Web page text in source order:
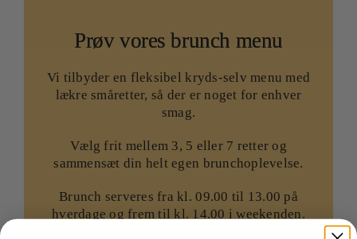
Prøv vores brunch menu
Vi tilbyder en fleksibel kryds-selv menu med
lækre småretter, så der er noget for enhver
smag.
Vælg frit mellem 3, 5 eller 7 retter og
sammensæt din helt egen brunchoplevelse.
Brunch serveres fra kl. 09.00 til 13.00 på
hverdage og frem til kl. 14.00 i weekenden.